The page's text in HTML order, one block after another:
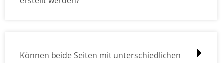
Können beide Seiten mit unterschiedlichen